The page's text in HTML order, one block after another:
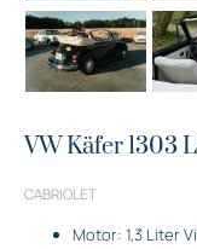
VW Käfer 1303
CABRIOLET
Motor: 1,3 Liter